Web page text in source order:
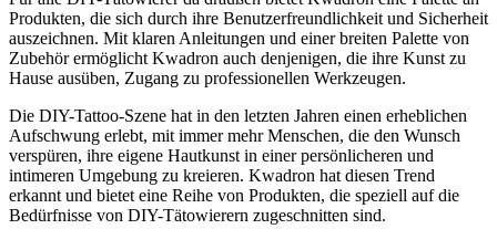
Produkten, die sich durch ihre Benutzerfreundlichkeit und Sicherheit
auszeichnen. Mit klaren Anleitungen und einer breiten Palette von
Zubehör ermöglicht Kwadron auch denjenigen, die ihre Kunst zu
Hause ausüben, Zugang zu professionellen Werkzeugen.
Die DIY-Tattoo-Szene hat in den letzten Jahren einen erheblichen
Aufschwung erlebt, mit immer mehr Menschen, die den Wunsch
verspüren, ihre eigene Hautkunst in einer persönlicheren und
intimeren Umgebung zu kreieren. Kwadron hat diesen Trend
erkannt und bietet eine Reihe von Produkten, die speziell auf die
Bedürfnisse von DIY-Tätowierern zugeschnitten sind.